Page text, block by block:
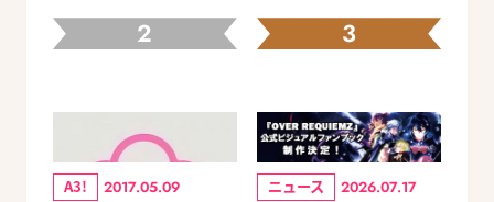
2
A3! 2017.05.09
3
ニュース 2026.07.17